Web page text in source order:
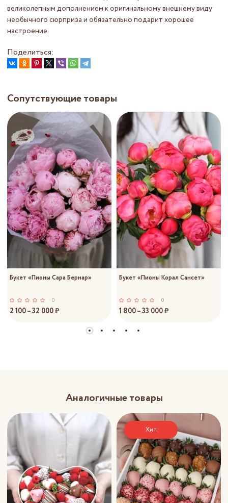
великолепным дополнением к оригинальному внешнему виду
необычного сюрприза и обязательно подарит хорошее
настроение.
Поделиться:
Сопутствующие товары
Букет «Пионы Сара Бернар»
0
2 100 – 32 000 ₽
Букет «Пионы Корал Сансет»
0
1 800 – 33 000 ₽
Аналогичные товары
Хит